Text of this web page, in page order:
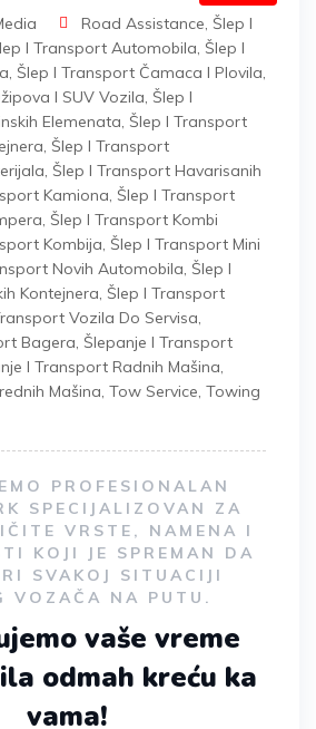
Road Assistance, Šlep I
I Transport Automobila, Šlep I
, Šlep I Transport Čamaca I Plovila,
I SUV Vozila, Šlep I
Elemenata, Šlep I Transport
, Šlep I Transport
, Šlep I Transport Havarisanih
Kamiona, Šlep I Transport
, Šlep I Transport Kombi
Kombija, Šlep I Transport Mini
Novih Automobila, Šlep I
Kontejnera, Šlep I Transport
Vozila Do Servisa,
Bagera, Šlepanje I Transport
I Transport Radnih Mašina,
Mašina, Tow Service, Towing
PROFESIONALAN
SPECIJALIZOVAN ZA
VRSTE, NAMENA I
KOJI JE SPREMAN DA
SVAKOJ SITUACIJI
VOZAČA NA PUTU.
vaše vreme
odmah kreću ka
vama!